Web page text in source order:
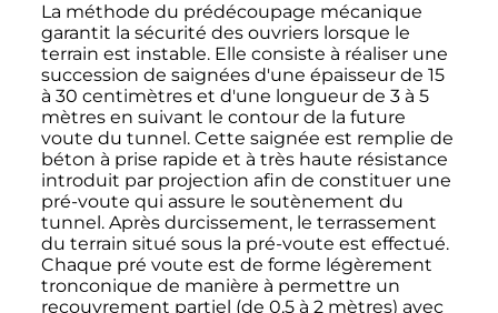
La méthode du prédécoupage mécanique
garantit la sécurité des ouvriers lorsque le
terrain est instable. Elle consiste à réaliser une
succession de saignées d'une épaisseur de 15
à 30 centimètres et d'une longueur de 3 à 5
mètres en suivant le contour de la future
voute du tunnel. Cette saignée est remplie de
béton à prise rapide et à très haute résistance
introduit par projection afin de constituer une
pré-voute qui assure le soutènement du
tunnel. Après durcissement, le terrassement
du terrain situé sous la pré-voute est effectué.
Chaque pré voute est de forme légèrement
tronconique de manière à permettre un
recouvrement partiel (de 0,5 à 2 mètres) avec